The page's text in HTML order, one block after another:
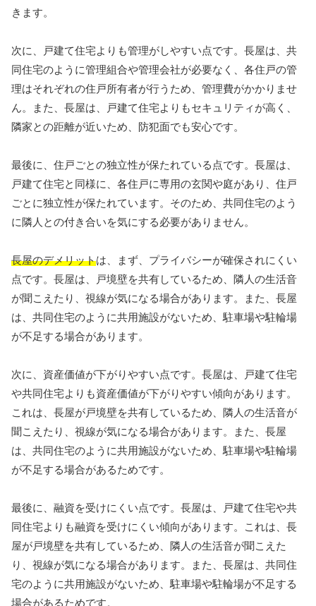
きます。
次に、戸建て住宅よりも管理がしやすい点です。長屋は、共
同住宅のように管理組合や管理会社が必要なく、各住戸の管
理はそれぞれの住戸所有者が行うため、管理費がかかりませ
ん。また、長屋は、戸建て住宅よりもセキュリティが高く、
隣家との距離が近いため、防犯面でも安心です。
最後に、住戸ごとの独立性が保たれている点です。長屋は、
戸建て住宅と同様に、各住戸に専用の玄関や庭があり、住戸
ごとに独立性が保たれています。そのため、共同住宅のよう
に隣人との付き合いを気にする必要がありません。
長屋のデメリットは、まず、プライバシーが確保されにくい
点です。長屋は、戸境壁を共有しているため、隣人の生活音
が聞こえたり、視線が気になる場合があります。また、長屋
は、共同住宅のように共用施設がないため、駐車場や駐輪場
が不足する場合があります。
次に、資産価値が下がりやすい点です。長屋は、戸建て住宅
や共同住宅よりも資産価値が下がりやすい傾向があります。
これは、長屋が戸境壁を共有しているため、隣人の生活音が
聞こえたり、視線が気になる場合があります。また、長屋
は、共同住宅のように共用施設がないため、駐車場や駐輪場
が不足する場合があるためです。
最後に、融資を受けにくい点です。長屋は、戸建て住宅や共
同住宅よりも融資を受けにくい傾向があります。これは、長
屋が戸境壁を共有しているため、隣人の生活音が聞こえた
り、視線が気になる場合があります。また、長屋は、共同住
宅のように共用施設がないため、駐車場や駐輪場が不足する
場合があるためです。